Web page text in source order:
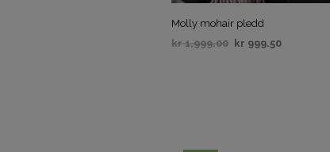
Molly mohair pledd
kr1,999.00 kr 999.50